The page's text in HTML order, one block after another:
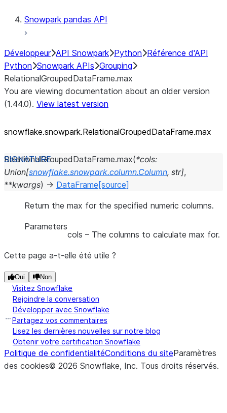
Snowpark pandas API
Développeur API Snowpark Python Référence d'API
Python Snowpark APIs Grouping
RelationalGroupedDataFrame.max
You are viewing documentation about an older version
(1.44.0). View latest version
snowflake.snowpark.RelationalGroupedDataFrame.max
RelationalGroupedDataFrame.max(*cols:
Union[snowflake.snowpark.column.Column, str],
**kwargs) → DataFrame [source]
Return the max for the specified numeric columns.
Parameters
cols – The columns to calculate max for.
Cette page a-t-elle été utile ?
Oui Non
Visitez Snowflake
Rejoindre la conversation
Développer avec Snowflake
Partagez vos commentaires
Lisez les dernières nouvelles sur notre blog
Obtenir votre certification Snowflake
Politique de confidentialitéConditions du siteParamètres
des cookies© 2026 Snowflake, Inc. Tous droits réservés.